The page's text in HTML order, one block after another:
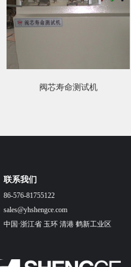
阀芯寿命测试机
联系我们
86-576-81755122
sales@yhshengce.com
中国·浙江省 玉环 清港 鹤新工业区